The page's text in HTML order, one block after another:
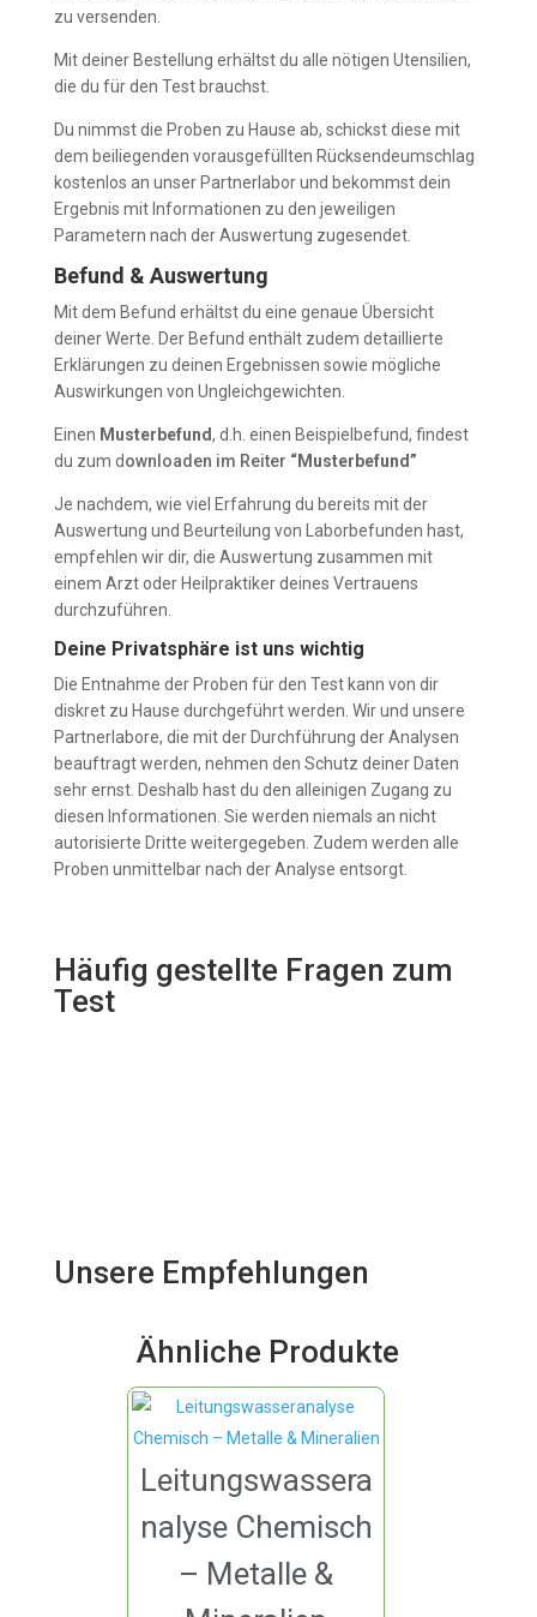
zu versenden.
Mit deiner Bestellung erhältst du alle nötigen Utensilien,
die du für den Test brauchst.
Du nimmst die Proben zu Hause ab, schickst diese mit
dem beiliegenden vorausgefüllten Rücksendeumschlag
kostenlos an unser Partnerlabor und bekommst dein
Ergebnis mit Informationen zu den jeweiligen
Parametern nach der Auswertung zugesendet.
Befund & Auswertung
Mit dem Befund erhältst du eine genaue Übersicht
deiner Werte. Der Befund enthält zudem detaillierte
Erklärungen zu deinen Ergebnissen sowie mögliche
Auswirkungen von Ungleichgewichten.
Einen Musterbefund, d.h. einen Beispielbefund, findest
du zum downloaden im Reiter “Musterbefund”
Je nachdem, wie viel Erfahrung du bereits mit der
Auswertung und Beurteilung von Laborbefunden hast,
empfehlen wir dir, die Auswertung zusammen mit
einem Arzt oder Heilpraktiker deines Vertrauens
durchzuführen.
Deine Privatsphäre ist uns wichtig
Die Entnahme der Proben für den Test kann von dir
diskret zu Hause durchgeführt werden. Wir und unsere
Partnerlabore, die mit der Durchführung der Analysen
beauftragt werden, nehmen den Schutz deiner Daten
sehr ernst. Deshalb hast du den alleinigen Zugang zu
diesen Informationen. Sie werden niemals an nicht
autorisierte Dritte weitergegeben. Zudem werden alle
Proben unmittelbar nach der Analyse entsorgt.
Häufig gestellte Fragen zum
Test
Unsere Empfehlungen
Ähnliche Produkte
Leitungswassera
nalyse Chemisch
– Metalle &